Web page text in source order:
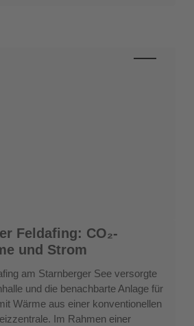
Feldafing: CO₂-
und Strom
am Starnberger See versorgte
und die benachbarte Anlage für
Wärme aus einer konventionellen
Im Rahmen einer